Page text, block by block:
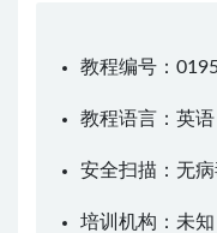
教程编号：
教程语言：英
安全扫描：无
培训机构：未